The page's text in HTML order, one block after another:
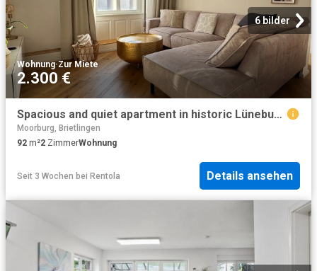
6 bilder
Wohnung·Zur Miete
2.300 €
Spacious and quiet apartment in historic Lüneburg Altstadt
Moorburg, Brietlingen
92 m²2 ZimmerWohnung
Seit 3 Wochen bei Rentola Details ansehen